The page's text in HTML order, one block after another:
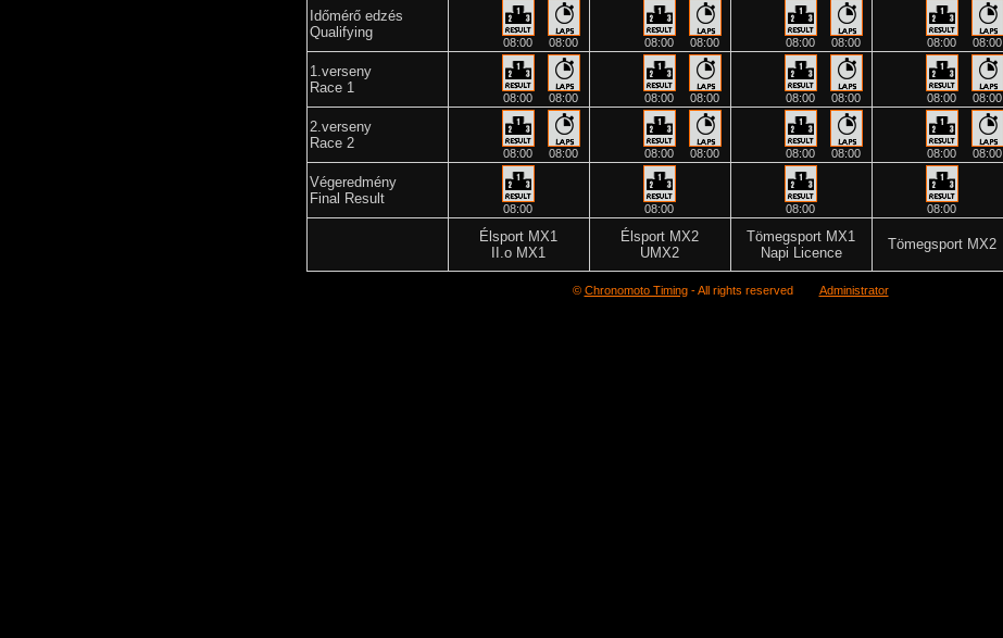
Időmérő edzés
Qualifying
08:00 08:00 08:00 08:00 08:00 08:00 08:00 08:00
1.verseny
Race 1
08:00 08:00 08:00 08:00 08:00 08:00 08:00 08:00
2.verseny
Race 2
08:00 08:00 08:00 08:00 08:00 08:00 08:00 08:00
Végeredmény
Final Result
08:00 08:00 08:00 08:00
Élsport MX1
II.o MX1
Élsport MX2
UMX2
Tömegsport MX1
Napi Licence
Tömegsport MX2
© Chronomoto Timing- All rights reserved Administrator